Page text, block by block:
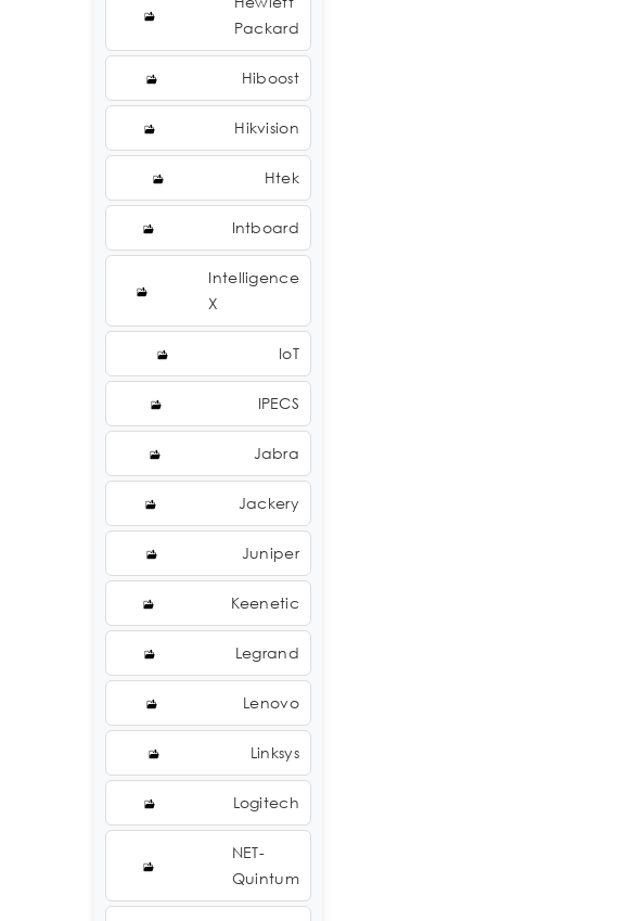
Packard
Hiboost
Hikvision
Htek
Intboard
Intelligence
X
IoT
IPECS
Jabra
Jackery
Juniper
Keenetic
Legrand
Lenovo
Linksys
Logitech
NET-
Quintum